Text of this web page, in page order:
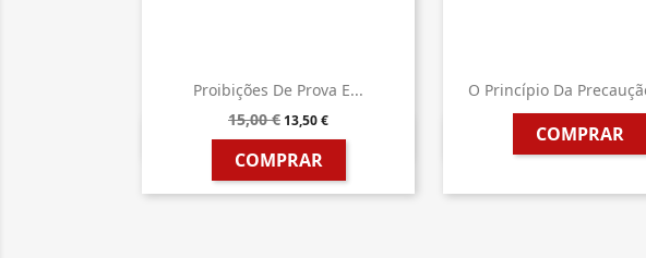
Proibições De Prova E...
15,00 € 13,50 €
COMPRAR
 Vista rápida
O Princípio Da
COMPRAR
Vista rápida